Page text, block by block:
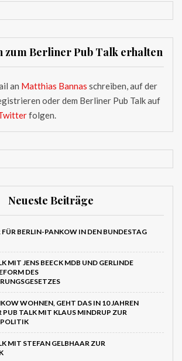
zum Berliner Pub Talk erhalten
an Matthias Bannas schreiben, auf der
oder dem Berliner Pub Talk auf
folgen.
Neueste Beiträge
BERLIN-PANKOW IN DEN BUNDESTAG
MIT JENS BEECK MDB UND GERLINDE
DES
WOHNEN, GEHT DAS IN 10 JAHREN
PUB TALK MIT KLAUS MINDRUP ZUR
MIT STEFAN GELBHAAR ZUR